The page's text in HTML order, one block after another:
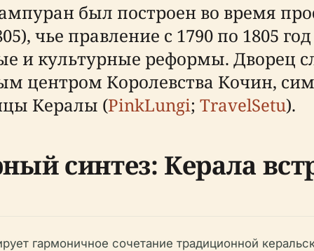
был построен во время
чье правление с 1790 по 1805
и культурные реформы. Дворец
центром Королевства Кочин,
Кералы (PinkLungi; TravelSetu).
синтез: Керала
гармоничное сочетание традиционной